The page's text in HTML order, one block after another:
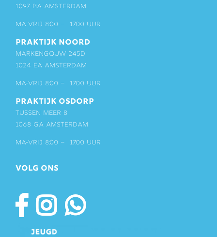
1097 BA Amsterdam
ma-vrij 8:00 – 17:00 uur
PRAKTIJK NOORD
Markengouw 245D
1024 EA Amsterdam
ma-vrij 8:00 – 17:00 uur
PRAKTIJK OSDORP
Tussen Meer 8
1068 GA Amsterdam
ma-vrij 8:00 – 17:00 uur
VOLG ONS